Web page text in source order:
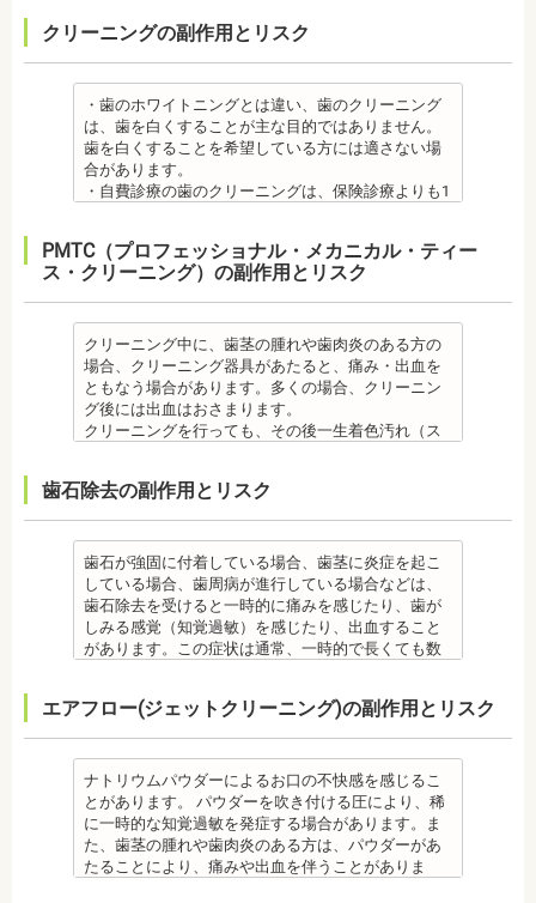
開かない、食事を噛むときに痛みが出る顎関節症を
発症する場合があります。
他にも自律神経失調症になることもあります。噛み
合わせが原因。
その他
・個人差がありますが子供にとって大きなストレス
になる場合があります。装置装着後もしっかりと状
況を聞いて話し合ってください。
・矯正中、頭痛、首や肩のこり、強い倦怠感、吐き
の場合は、鎮痛剤、吐き気止め等、歯科医師の指示
のもと服用してください。
・治療の経過と治療後の見た目に個人差が大きくあ
らわれる治療です。また、歯科医師との見解の相違
も起こりえます。歯科医師とよくご相談ください。
・矯正力が強すぎると、歯の根が短くなる「歯根吸
収」が起こるリスクが高くなります。
・歯や骨の状態、歯の動きを妨げる癖があった場
合、虫歯や歯周病の発生など、治療計画よりも治療
期間が長くなる場合があります。
あります。特に切歯（せっし：上下前歯各4本）、歯
の凸凹が大きい患者様の場合、発症する事がありま
す。
・顎の成長に合わせて歯並びを治していくため、一
時的に歯並びが悪い状態になることもあります。
・大人になってから再度矯正が必要になることがあ
ります。
・定期的な通院などにご協力いただけない場合、治
療の結果に差が出る場合があります。
・固いものが一時的に噛めなくなることがありま
す。また、ガムや餅など、装置に引っかかるものが
食べられなくなることもあります。
・装置が壊れることがあります。その際は歯科医師
に相談してください。
・個人差がありますが、矯正装置にかなりのストレ
スを受ける患者さんもいます。
・矯正中は、器具を装着するため、食べかすが詰ま
、毎日丁寧なブラッシング、歯を清潔にしてリスク
を抑えましょう。
・矯正中は、基本的に虫歯や歯周病の治療が行えな
いため、矯正前にこれらの治療を終わらせる必要が
あります。矯正専門の歯科の場合は、一般の歯科で
虫歯、歯周病の治療を行う必要もあります。
治療終了後
す。
・矯正終了して数か月から数年経過するとかみ合わ
せが悪くなる可能性があります。かみ合わせが悪く
なると、咀嚼障害、頭痛、肩こりを招く事がありま
す。
また、かみ合わせのバランスが崩れることで、口が
大きく開かない、食事を噛むときに痛みが出る顎関
節症を発症する場合があります。他にも自律神経失
調症になることもあります。かみ合わせが原因の場
合は、かみ合わせの治療を行います。 その他
気、不眠など不定愁訴が起こる場合がありますの
で、鎮痛剤、吐き気止め等、歯科医師の指示のもと
服用する場合があります。
・治療中と治療後の見た目に個人差が大きくあらわ
れる治療です。また、歯科医師との見解の相違も起
こりえます。歯科医師とよくご相談ください。
・矯正力が強すぎると、歯の根が短くなる「歯根吸
収」が起こるリスクが高くなります。
・歯や骨の状態、歯の動きを妨げる癖があった場
期間が長くなる場合があります。
・矯正治療では、歯肉が下がる場合（歯肉退縮）が
あります。特に切歯（せっし：上下前歯各4本）、歯
の凸凹が大きい患者様の場合、発症する事がありま
す。
・個人差により治療期間が数年かかることがありま
す。
・固いものが一時的に噛めなくなります。また、ガ
ムや餅など、装置に引っかかるものが食べられなく
・矯正中、虫歯が悪化する場合があります。治療終
・矯正治療中、矯正装置の周りなど、ブラッシング
（歯磨き）しにくい部分ができるため、虫歯や歯周
炎のリスクが高くなります。間食を控え、矯正治療
中に合ったブラッシング指導を歯科医師より受けて
、毎日丁寧なブラッシング、歯を清潔にしてリスク
を抑えましょう。
ッ素塗布など、歯科医院でのケアも予防に役立ちま
す。
・矯正中は、虫歯や歯周病の治療が行えないため矯
病の治療を行う必要もあります。
治療終了後
・矯正終了後に噛み合わせが悪くなる可能性があり
ます。
噛み合わせが悪くなると、咀嚼障害、頭痛、肩こり
が崩れることで、口が大きく開かない、食事を噛む
ときに痛みが出る顎関節症を発症する場合がありま
す。他にも自律神経失調症になることもあります。
噛み合わせが原因の場合は、噛み合わせの治療を行
います。
・矯正終了後に矯正箇所が元に戻る場合もありま
す。
その他
・治したい部分の一部の歯並びにのみ対応できま
を進めることができない場合もあります。
・矯正中、頭痛、首や肩のこり、強い倦怠感、吐き
気、不眠など不定愁訴が起こる場合がありますの
で、鎮痛剤、吐き気止め等、歯科医師の指示のもと
服用する場合があります。
・治療中と治療後の見た目に個人差が大きくあらわ
れる治療です。また、歯科医師との見解の相違も起
こりえます。歯科医師とよくご相談ください。
・矯正力が強すぎると、歯の根が短くなる「歯根吸
に穴をあけて人工の歯根を埋め込み、その上に人工
た、インプラントを埋め込む骨の厚みを増やす手術
を行う場合、さらに期間を要することになります。
・インプラント治療を受けると定期検診、メインテ
ナンスをし続けなければいけません。人工物である
インプラントが虫歯になることはありませんが、日
ごろから丁寧なメインテナンスが必要となります。
囲炎という病気にかかる可能性があります。インプ
ラントの機能をより長く維持するために、定期検診
異なり保険適用外となります。
・インプラント治療は、お子様、妊婦の方は受けら
れません。骨の成長途中になるお子様は、インプラ
ント治療はできません。痛み止め、抗生物質等を治
療に使用するため妊娠中、妊娠の可能性のある方、
授乳中の方は、インプラント治療はお控えくださ
・心臓の疾患、骨粗鬆症等、内科的にインプラント
治療に適さないケースもあります。また、普段服薬
・歯がない箇所のリカバリー治療ですが、その欠損
箇所のみの治療ではなく、全体のかみ合わせを提案
してくれる方針を選択するとよいでしょう。
・手術ではありますが、麻酔を行うため、手術中に
痛みを感じることは基本的にありません。
先生
【プロフィール】
日本大学歯学部卒業
日本大学歯学部口腔外科第２講座大学院卒業
歯学博士（口腔外科学）
日本大学歯学部非常勤講師
社会福祉法人富士白苑理事
メタルセラミック
オールセラミック
・オールセラミック治療は、本数が多いと費用が高
額となる場合が多くあります。また、陶器であり強
度は低いため、奥歯には不向きです。前歯でも欠け
てしまうこともあるため、歯ぎしりのクセがある方
はマウスピースで保護する場合もあります。
はなく、デメリットもあるため、検討される方は、
歯科医師と十分に相談しましょう。
【プロフィール】
日本大学歯学部卒業
日本大学歯学部口腔外科第２講座大学院卒業
歯学博士（口腔外科学）
日本大学歯学部非常勤講師
社会福祉法人富士白苑理事
日本歯科大学新潟生命歯学部卒業
新潟大学医歯学総合病院にて研修
都内歯科医院にて勤務
クリーニングの副作用とリスク
・歯のホワイトニングとは違い、歯のクリーニング
は、歯を白くすることが主な目的ではありません。
歯を白くすることを希望している方には適さない場
合があります。
・自費診療の歯のクリーニングは、保険診療よりも1
・歯のクリーニングは、歯科医院によって「クリー
ニング」と書いているところと「PMTC」と書いてい
るところがあります。PMTCは専用の機器が用いられ
るのに対し、クリーニングは歯科医院によっては歯
石を落とすスケーリングの場合や、PMTCの場合もあ
るので、事前に内容を確認されるとよいでしょう。
監修医情報 医療法人社団日坂会 理事長 日坂充
宏先生
【プロフィール】
歯学博士（口腔外科学）
PMTC（プロフェッショナル・メカニカル・ティー
ス・クリーニング）の副作用とリスク
クリーニング中に、歯茎の腫れや歯肉炎のある方の
場合、クリーニング器具があたると、痛み・出血を
ともなう場合があります。多くの場合、クリーニン
グ後には出血はおさまります。
クリーニングを行っても、その後一生着色汚れ（ス
す。また、歯科のクリーニングだけでは、虫歯や歯
周病の予防にはなりません。
毎日のブラッシングなどは継続して行う必要があり
ます。
備考
自宅で、歯磨きをしていても、落とすことの出来な
い汚れや、歯石の元となる歯垢・バイオフィルムを
歯科で専門の機器・技術によって除去する技術で
防に効果的です。
日本歯科大学新潟生命歯学部卒業
新潟大学医歯学総合病院にて研修
都内歯科医院にて勤務
歯石除去の副作用とリスク
歯石が強固に付着している場合、歯茎に炎症を起こ
している場合、歯周病が進行している場合などは、
歯石除去を受けると一時的に痛みを感じたり、歯が
しみる感覚（知覚過敏）を感じたり、出血すること
があります。この症状は通常、一時的で長くても数
鳴り響きます。機器は歯石が多い人、広範囲に歯石
が付いている人に使われるのですが、高音が苦手な
人は音を我慢する必要があります。
備考
歯石とは、歯垢が石のように固くなって歯と歯の間
や歯の表面、歯茎と歯の隙間などにこびりついたも
のです。唾液腺開口部の近くにある歯に特に着きや
すく、具体的には「下の前歯の裏側」や「上の奥歯
エアフロー(ジェットクリーニング)の副作用とリスク
ナトリウムパウダーによるお口の不快感を感じるこ
とがあります。 パウダーを吹き付ける圧により、稀
に一時的な知覚過敏を発症する場合があります。ま
た、歯茎の腫れや歯肉炎のある方は、パウダーがあ
たることにより、痛みや出血を伴うことがありま